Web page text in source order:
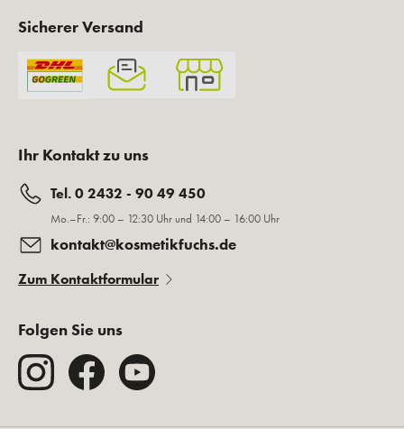
Sicherer Versand
Ihr Kontakt zu uns
Tel. 0 2432 - 90 49 450
Mo.–Fr.: 9:00 – 12:30 Uhr und 14:00 – 16:00 Uhr
kontakt@kosmetikfuchs.de
Zum Kontaktformular
Folgen Sie uns